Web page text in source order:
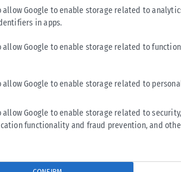
allow Google to enable storage related to
in apps.
allow Google to enable storage related to
allow Google to enable storage related to
allow Google to enable storage related to
functionality and fraud prevention, and
ΠΑΡΑΠΟΛΙΤΙΚΆ
Ένας παγκόσμιος πρωταθλητής στο
Μια συμπόρευση που έχει «άρωμα»
δήμαρχος Παύλου Μελά, Δημήτρης Ασλανίδης.
ΑΝΑΡΤΉΘΗΚΕ ΑΠΌ ΒΟΎΛΑ ΑΛΜΑΛΙΏΤΗ 31/07/2026